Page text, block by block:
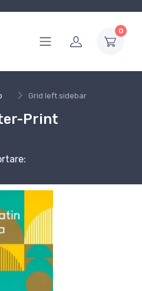
0
Grid left sidebar
Print